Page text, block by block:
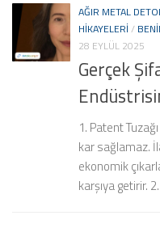
AĞIR METAL
HIKAYELERI /
28 EYLÜL 2025
Gerçek
1. Patent
kar sağlamaz.
ekonomik
karşıya getirir.